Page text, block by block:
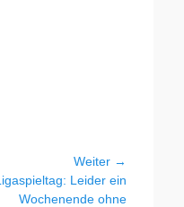
Weiter →
Leider ein
Wochenende ohne